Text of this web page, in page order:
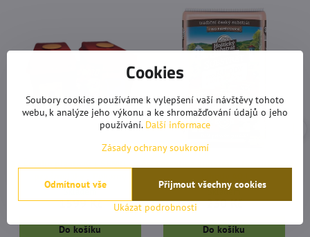
Skladem
1599 Kč
Do košíku
Skladem
230 Kč
Do košíku
Cookies
Soubory cookies používáme k vylepšení vaší návštěvy tohoto
webu, k analýze jeho výkonu a ke shromažďování údajů o jeho
používání. Další informace
Zásady ochrany soukromí
Ukázat podrobnosti
Přijmout všechny cookies
Odmítnout vše